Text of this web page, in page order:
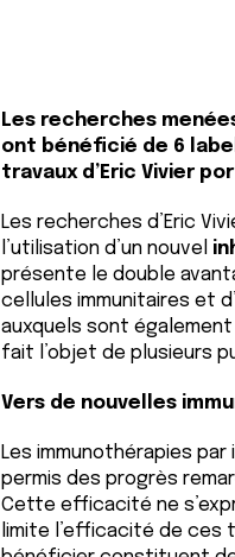
Les recherches
ont bénéficié de 6
travaux d’Eric Vivier
Les recherches d’Eric
l’utilisation d’un nouvel
présente le double
cellules immunitaires et
auxquels sont
fait l’objet de plusieurs
Vers de nouvelles
Les immunothérapies
permis des progrès
Cette efficacité ne
limite l’efficacité de